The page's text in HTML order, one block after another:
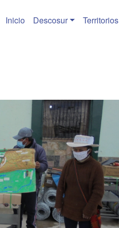
Inicio Descosur Territorios